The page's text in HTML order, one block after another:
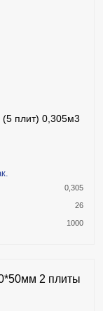
плит) 0,305м3
0,305
26
1000